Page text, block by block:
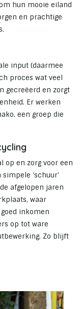
hun mooie eiland
en prachtige
input (daarmee
proces wat veel
gecreëerd en zorgt
Er werken
een groep die
op en zorg voor een
‘schuur’
afgelopen jaren
waar
inkomen
op tot ware
Zo blijft